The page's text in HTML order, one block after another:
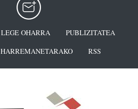
LEGE OHARRA
PUBLIZITATEA
HARREMANETARAKO RSS